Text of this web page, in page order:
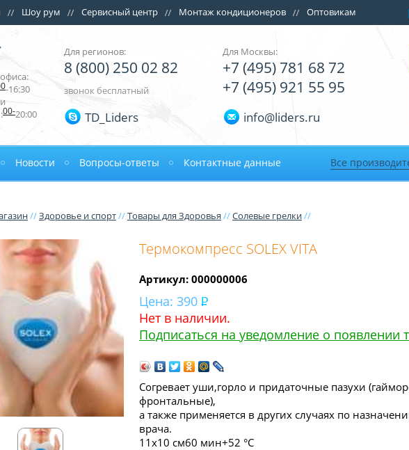
Шоу рум Сервисный центр Монтаж кондиционеров Оптовикам
-16:30
00-20:00
Для регионов:
8 (800) 250 02 82
звонок бесплатный
TD_Liders
Для Москвы:
+7 (495) 781 68 72
+7 (495) 921 55 95
info@liders.ru
Новости Вопросы-ответы Контактные данные Все
//Здоровье и спорт//Товары для Здоровья //Солевые грелки//
Термокомпресс SOLEX VITA
Артикул: 000000006
Цена: 390
Нет в наличии.
Подписаться на уведомление о появлении
Согревает уши,горло и придаточные пазухи
фронтальные),
а также применяется в других случаях по
врача.
11х10 см60 мин+52 °C